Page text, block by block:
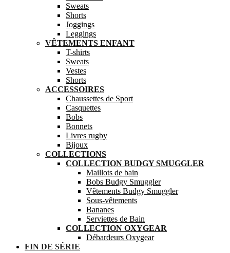
Sweats
Shorts
Joggings
Leggings
VÊTEMENTS ENFANT
T-shirts
Sweats
Vestes
Shorts
ACCESSOIRES
Chaussettes de Sport
Casquettes
Bobs
Bonnets
Livres rugby
Bijoux
COLLECTIONS
COLLECTION BUDGY SMUGGLER
Maillots de bain
Bobs Budgy Smuggler
Vêtements Budgy Smuggler
Sous-vêtements
Bananes
Serviettes de Bain
COLLECTION OXYGEAR
Débardeurs Oxygear
FIN DE SÉRIE